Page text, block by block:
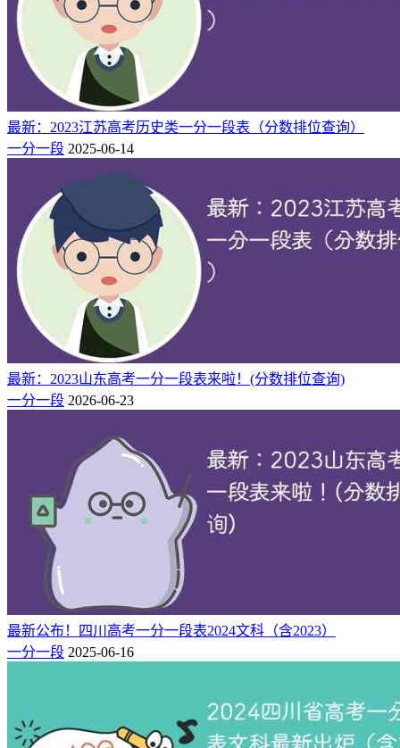
127000-128000名的考生，对应高考分数为526分，超出山东一
段线至少85分。
2025年山东高考127000-128000位次院校录取一览表：
学校名称
1
中国民用航空飞行学院 公办 1段 526
127025
2
湖北经济学院 公办 1段 526
127297
安徽医科大学
成都中医药大学 公办 1段 526
127856
上海电机学院 公办 1段 526 127965
温馨提示：2026年各大学的实际录取位次可能因招生计划增
减、报考人数变化等因素有所波动，建议考生在高考成绩公布
后，对照自己的位次排名，按照"冲稳保"的策略科学填报志
最新：2023江苏高考历史类一分一段表（分数排位查询）
一分一段 2025-06-14
最新：2023山东高考一分一段表来啦！(分数排位查询)
一分一段 2026-06-23
最新公布！四川高考一分一段表2024文科（含2023）
一分一段 2025-06-16